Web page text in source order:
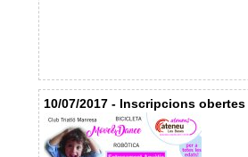
10/07/2017 - Inscripcions